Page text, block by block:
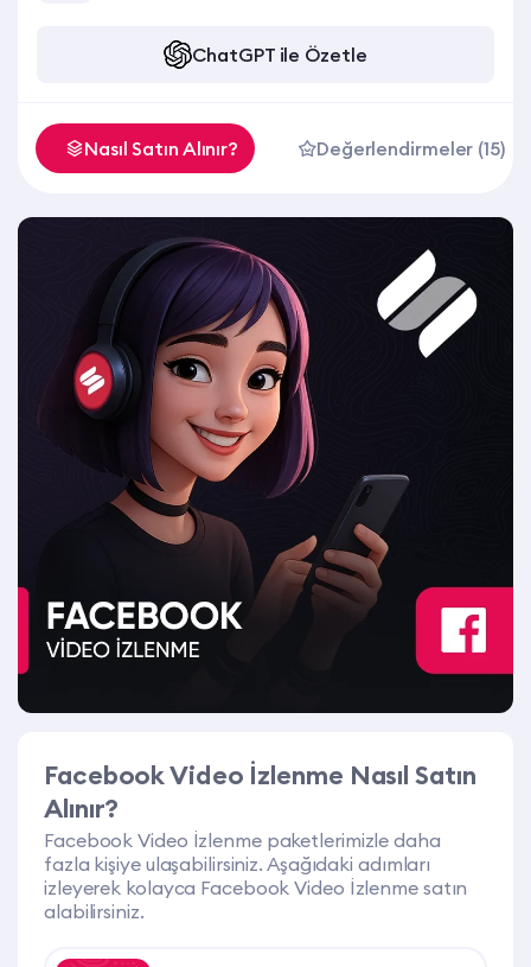
ChatGPT ile Özetle
Nasıl Satın Alınır? Değerlendirmeler (15)
Facebook Video İzlenme Nasıl Satın
Alınır?
Facebook Video İzlenme paketlerimizle daha
fazla kişiye ulaşabilirsiniz. Aşağıdaki adımları
izleyerek kolayca Facebook Video İzlenme satın
alabilirsiniz.